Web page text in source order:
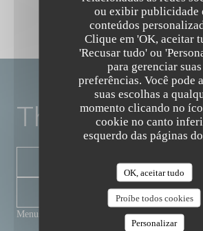
ou exibir publicidade
conteúdos
Clique em 'OK, aceitar
'Recusar tudo' ou
para gerenciar suas
preferências. Você pode
suas escolhas a
momento clicando no
cookie no canto
esquerdo das páginas
OK, aceitar tudo
Proíbe todos cookies
Personalizar
The Friendly
RESERVAR UMA
NEWSLETTER
Menus
The Friendly